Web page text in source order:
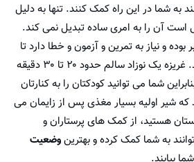
به شما در این راه کمک کنند. تنها به دلیل
است آن را به امری ساده تبدیل نمی کند.
و نیاز به تمرین و آزمون و خطا دارد تا
در آن به مهارت دست یابید. غریزه یک نوزاد سالم حدود ۲۰ تا ۳۰ دقیقه
شما می توانید کودکتان را به کنارتان
که شیر اولیه بسیار مغذی پس از زایمان می
هستید، از کمک های پرستاران و
به شما کمک کرده و بهترینوضعیت
بیابند.